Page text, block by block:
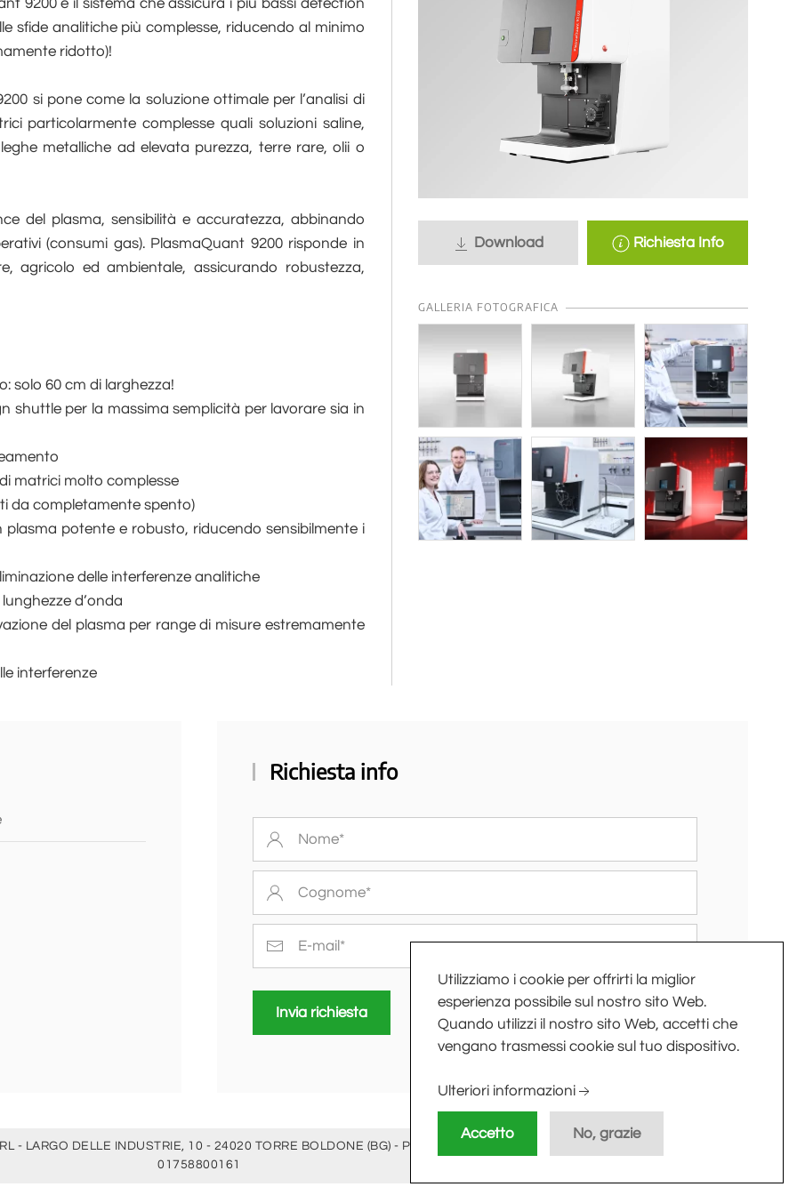
Utilizziamo i cookie per offrirti la miglior
esperienza possibile sul nostro sito Web.
Quando utilizzi il nostro sito Web, accetti che
vengano trasmessi cookie sul tuo dispositivo.
Ulteriori informazioni
Accetto No, grazie
9200 è il sistema che assicura i più bassi detection
sfide analitiche più complesse, riducendo al minimo
ridotto)!
si pone come la soluzione ottimale per l’analisi di
particolarmente complesse quali soluzioni saline,
metalliche ad elevata purezza, terre rare, olii o
del plasma, sensibilità e accuratezza, abbinando
(consumi gas). PlasmaQuant 9200 risponde in
agricolo ed ambientale, assicurando robustezza,
solo 60 cm di larghezza!
shuttle per la massima semplicità per lavorare sia in
matrici molto complesse
da completamente spento)
potente e robusto, riducendo sensibilmente i
delle interferenze analitiche
d’onda
del plasma per range di misure estremamente
interferenze
Download Richiesta Info
GALLERIA FOTOGRAFICA
Richiesta info
Invia richiesta
- LARGO DELLE INDUSTRIE, 10 - 24020 TORRE BOLDONE (BG) - PI/CF
01758800161